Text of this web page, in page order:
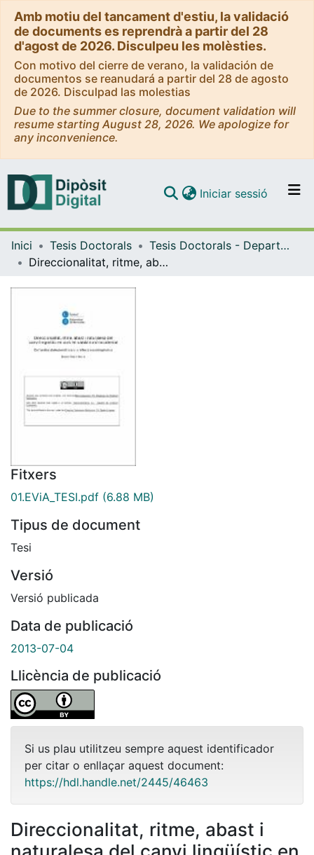
Amb motiu del tancament d'estiu, la validació
de documents es reprendrà a partir del 28
d'agost de 2026. Disculpeu les molèsties.
Con motivo del cierre de verano, la validación de
documentos se reanudará a partir del 28 de agosto
de 2026. Disculpad las molestias
Due to the summer closure, document validation will
resume starting August 28, 2026. We apologize for
any inconvenience.
Navega per tot el DD
Iniciar sessió (current)
Inici Tesis Doctorals
Tesis Doctorals - Departament - Filologia Catalana
Direccionalitat, ritme, abast i naturalesa del canvi lingüístic en curs en català nord-occidental. De l’anàlisi dialectomètrica a la reflexió sociolingüística
Fitxers
01.EViA_TESI.pdf (6.88 MB)
Tipus de document
Tesi
Versió
Versió publicada
Data de publicació
2013-07-04
Llicència de publicació
Si us plau utilitzeu sempre aquest identificador
per citar o enllaçar aquest document:
https://hdl.handle.net/2445/46463
Direccionalitat, ritme, abast i